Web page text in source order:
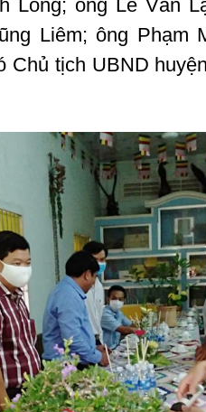
Long; ông Lê Văn
Liêm; ông Phạm
Chủ tịch UBND